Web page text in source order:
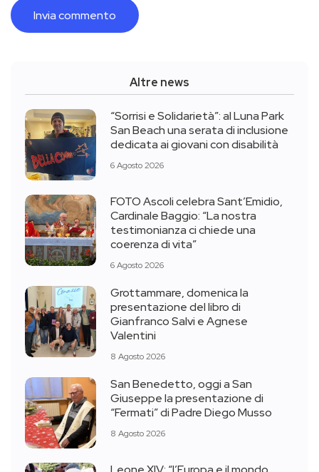
Altre news
“Sorrisi e Solidarietà”: al Luna Park
San Beach una serata di inclusione
dedicata ai giovani con disabilità
6 Agosto 2026
FOTO Ascoli celebra Sant’Emidio,
Cardinale Baggio: “La nostra
testimonianza ci chiede una
coerenza di vita”
6 Agosto 2026
Grottammare, domenica la
presentazione del libro di
Gianfranco Salvi e Agnese
Valentini
8 Agosto 2026
San Benedetto, oggi a San
Giuseppe la presentazione di
“Fermati” di Padre Diego Musso
8 Agosto 2026